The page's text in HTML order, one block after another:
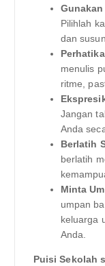
Pilihlah
dan
menulis
ritme,
Jangan
Anda
Berlatih
berlatih
Minta
umpan
keluarga
Anda.
Puisi Sekolah